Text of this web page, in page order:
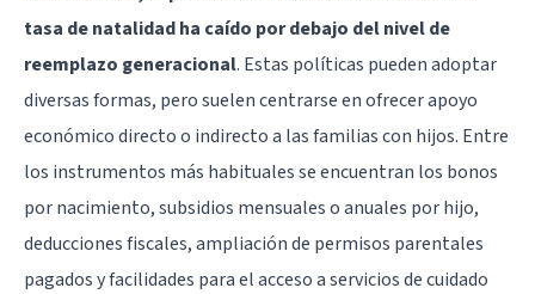
tasa de natalidad ha caído por debajo del nivel de
reemplazo generacional. Estas políticas pueden adoptar
diversas formas, pero suelen centrarse en ofrecer apoyo
económico directo o indirecto a las familias con hijos. Entre
los instrumentos más habituales se encuentran los bonos
por nacimiento, subsidios mensuales o anuales por hijo,
deducciones fiscales, ampliación de permisos parentales
pagados y facilidades para el acceso a servicios de cuidado